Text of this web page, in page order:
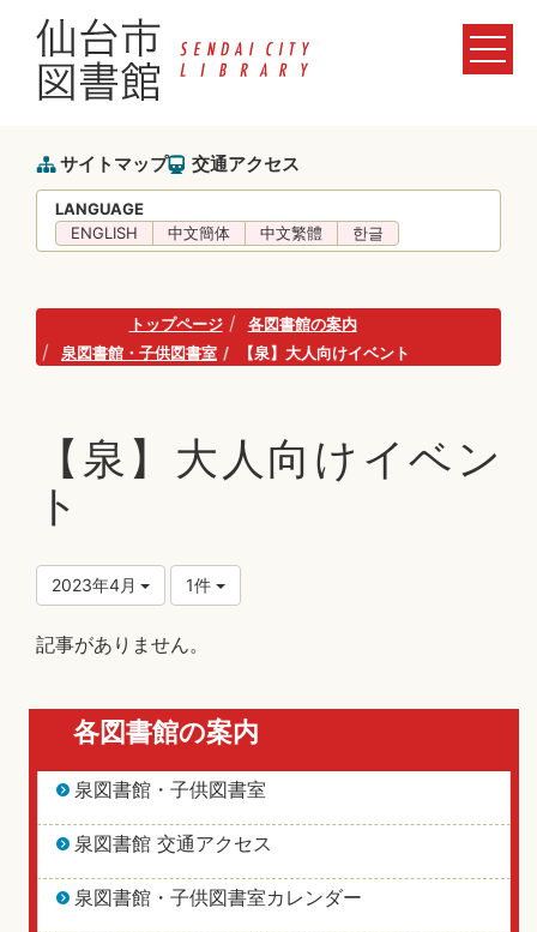
サイトマップ 交通アクセス
LANGUAGE
ENGLISH
中文簡体 中文繁體 한글
トップページ
各図書館の案内
泉図書館・子供図書室
【泉】大人向けイベント
【泉】大人向けイベン
ト
2023年4月 1件
記事がありません。
各図書館の案内
泉図書館・子供図書室
泉図書館 交通アクセス
泉図書館・子供図書室カレンダー